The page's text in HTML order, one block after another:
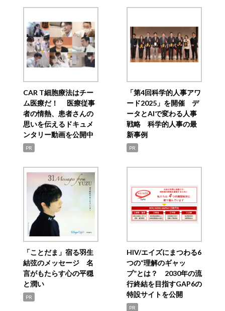
CAR T細胞療法はチー
ム医療だ！ 医療従事
者の情熱、患者さんの
思いを伝えるドキュメ
ンタリー動画を公開中
PR
「第4回科学的人事アワ
ード2025」を開催 デ
ータとAIで変わる人事
戦略 科学的人事の最
新事例
PR
「ことだま」宿る羽生
結弦のメッセージ 名
言がもたらす心の平穏
と潤い
PR
HIV/エイズにまつわる6
つの“理解のギャッ
プ”とは？ 2030年の流
行終結を目指すGAP6の
特設サイトを公開
PR